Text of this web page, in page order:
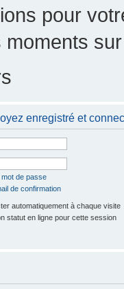
pour
enregistré et
de passe
de confirmation
automatiquement à chaque visite
statut en ligne pour cette session